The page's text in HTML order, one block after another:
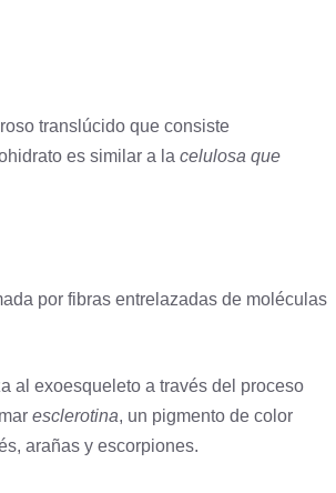
translúcido que consiste
es similar a la celulosa que
por fibras entrelazadas de moléculas
al exoesqueleto a través del proceso
esclerotina, un pigmento de color
arañas y escorpiones.